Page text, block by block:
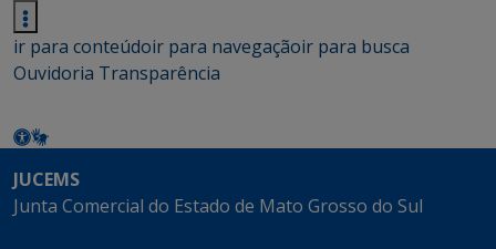
ir para conteúdoir para navegaçãoir para busca
Ouvidoria Transparência
JUCEMS
Junta Comercial do Estado de Mato Grosso do Sul